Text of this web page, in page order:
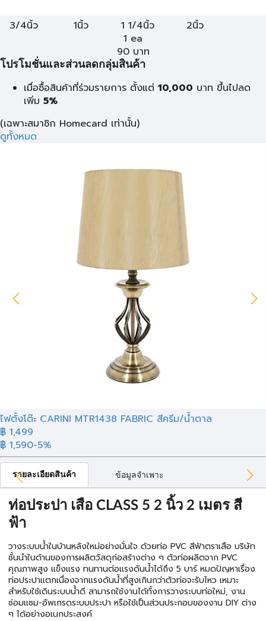
3/4นิ้ว 1นิ้ว 1 1/4นิ้ว
2นิ้ว
1 ea
90 บาท
โปรโมชั่นและส่วนลดกลุ่มสินค้า
เมื่อซื้อสินค้าที่ร่วมรายการ ตั้งแต่ 10,000 บาท ขึ้นไปลด
เพิ่ม 5%
(เฉพาะสมาชิก Homecard เท่านั้น)
ดูทั้งหมด
ไฟตั้งโต๊ะ CARINI MTR1438 FABRIC สีครีม/น้ำตาล
฿ 1,499
฿ 1,590-5%
รายละเอียดสินค้า ข้อมูลจำเพาะ
ท่อประปา เสือ CLASS 5 2 นิ้ว 2 เมตร สี
ฟ้า
วางระบบน้ำในบ้านหลังใหม่อย่างมั่นใจ ด้วยท่อ PVC สีฟ้าตราเสือ บริษัท
ชั้นนำในด้านของการผลิตวัสดุก่อสร้างต่าง ๆ ตัวท่อผลิตจาก PVC
คุณภาพสูง แข็งแรง ทนทานต่อแรงดันน้ำได้ถึง 5 บาร์ หมดปัญหาเรื่อง
ท่อประปาแตกเนื่องจากแรงดันน้ำที่สูงเกินกว่าตัวท่อจะรับไหว เหมาะ
สำหรับใช้เดินระบบน้ำดี สามารถใช้งานได้ทั้งการวางระบบท่อใหม่, งาน
ซ่อมแซม-อัพเกรดระบบประปา หรือใช้เป็นส่วนประกอบของงาน DIY ต่าง
ๆ ได้อย่างอเนกประสงค์